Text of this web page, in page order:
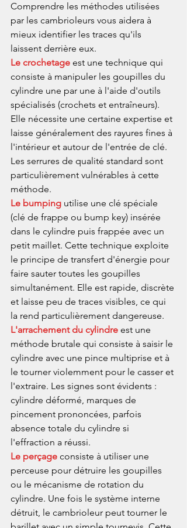
Comprendre les méthodes utilisées
par les cambrioleurs vous aidera à
mieux identifier les traces qu'ils
laissent derrière eux.
Le crochetage est une technique qui
consiste à manipuler les goupilles du
cylindre une par une à l'aide d'outils
spécialisés (crochets et entraîneurs).
Elle nécessite une certaine expertise et
laisse généralement des rayures fines à
l'intérieur et autour de l'entrée de clé.
Les serrures de qualité standard sont
particulièrement vulnérables à cette
méthode.
Le bumping utilise une clé spéciale
(clé de frappe ou bump key) insérée
dans le cylindre puis frappée avec un
petit maillet. Cette technique exploite
le principe de transfert d'énergie pour
faire sauter toutes les goupilles
simultanément. Elle est rapide, discrète
et laisse peu de traces visibles, ce qui
la rend particulièrement dangereuse.
L'arrachement du cylindre est une
méthode brutale qui consiste à saisir le
cylindre avec une pince multiprise et à
le tourner violemment pour le casser et
l'extraire. Les signes sont évidents :
cylindre déformé, marques de
pincement prononcées, parfois
absence totale du cylindre si
l'effraction a réussi.
Le perçage consiste à utiliser une
perceuse pour détruire les goupilles
ou le mécanisme de rotation du
cylindre. Une fois le système interne
détruit, le cambrioleur peut tourner le